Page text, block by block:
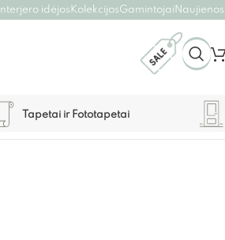
Interjero idėjos KolekcijosGamintojai Naujienos
Tapetai ir Fototapetai